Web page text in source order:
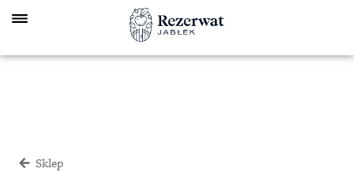
content
Sklep